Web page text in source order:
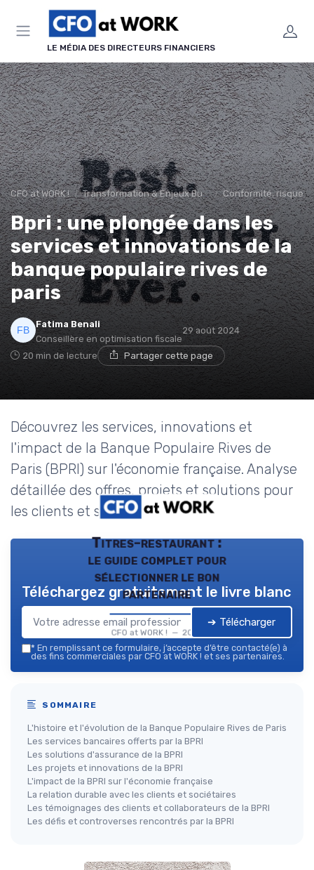
LE MÉDIA DES DIRECTEURS FINANCIERS
CFO at WORK ! Transformation & Enjeux Business Conformité, risques
Bpri : une plongée dans les
services et innovations de la
banque populaire rives de
paris
Fatima Benali
Conseillère en optimisation fiscale
29 août 2024
20 min de lecture Partager cette page
Découvrez les services, innovations et
l'impact de la Banque Populaire Rives de
Paris (BPRI) sur l'économie française. Analyse
détaillée des offres, projets et solutions pour
les clients et sociétaires.
Titres-restaurant :
le guide complet pour
sélectionner le bon
partenaire
CFO at WORK ! — 2026
Téléchargez gratuitement le livre blanc
➔ Télécharger
* En remplissant ce formulaire, j’accepte d’être contacté(e) à
des fins commerciales par CFO at WORK ! et ses partenaires.
SOMMAIRE
L'histoire et l'évolution de la Banque Populaire Rives de Paris
Les services bancaires offerts par la BPRI
Les solutions d'assurance de la BPRI
Les projets et innovations de la BPRI
L'impact de la BPRI sur l'économie française
La relation durable avec les clients et sociétaires
Les témoignages des clients et collaborateurs de la BPRI
Les défis et controverses rencontrés par la BPRI
Panneau de gestion des cookies